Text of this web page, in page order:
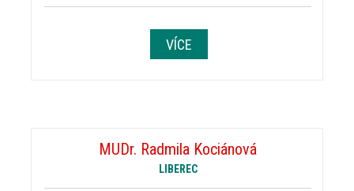
VÍCE
MUDr. Radmila Kociánová
LIBEREC